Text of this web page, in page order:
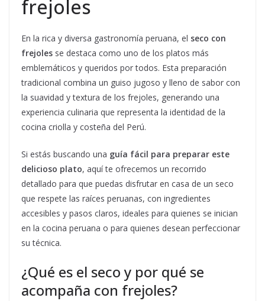
frejoles
En la rica y diversa gastronomía peruana, el seco con
frejoles se destaca como uno de los platos más
emblemáticos y queridos por todos. Esta preparación
tradicional combina un guiso jugoso y lleno de sabor con
la suavidad y textura de los frejoles, generando una
experiencia culinaria que representa la identidad de la
cocina criolla y costeña del Perú.
Si estás buscando una guía fácil para preparar este
delicioso plato, aquí te ofrecemos un recorrido
detallado para que puedas disfrutar en casa de un seco
que respete las raíces peruanas, con ingredientes
accesibles y pasos claros, ideales para quienes se inician
en la cocina peruana o para quienes desean perfeccionar
su técnica.
¿Qué es el seco y por qué se
acompaña con frejoles?